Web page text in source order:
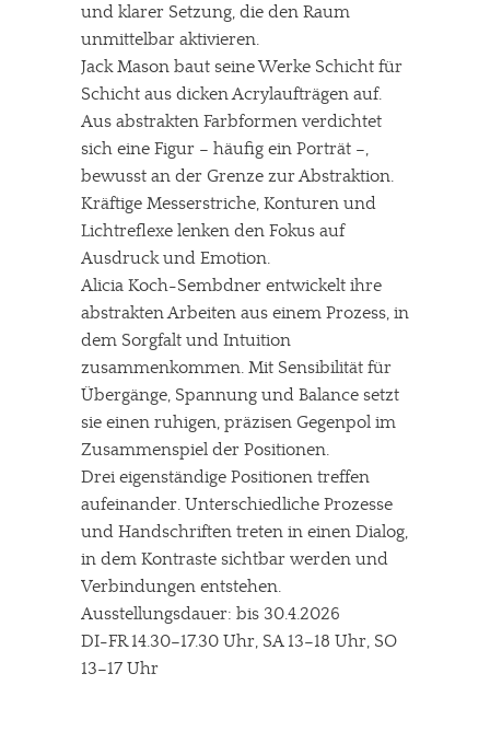
und klarer Setzung, die den Raum
unmittelbar aktivieren.
Jack Mason baut seine Werke Schicht für
Schicht aus dicken Acrylaufträgen auf.
Aus abstrakten Farbformen verdichtet
sich eine Figur – häufig ein Porträt –,
bewusst an der Grenze zur Abstraktion.
Kräftige Messerstriche, Konturen und
Lichtreflexe lenken den Fokus auf
Ausdruck und Emotion.
Alicia Koch-Sembdner entwickelt ihre
abstrakten Arbeiten aus einem Prozess, in
dem Sorgfalt und Intuition
zusammenkommen. Mit Sensibilität für
Übergänge, Spannung und Balance setzt
sie einen ruhigen, präzisen Gegenpol im
Zusammenspiel der Positionen.
Drei eigenständige Positionen treffen
aufeinander. Unterschiedliche Prozesse
und Handschriften treten in einen Dialog,
in dem Kontraste sichtbar werden und
Verbindungen entstehen.
Ausstellungsdauer: bis 30.4.2026
DI-FR 14.30–17.30 Uhr, SA 13–18 Uhr, SO
13–17 Uhr